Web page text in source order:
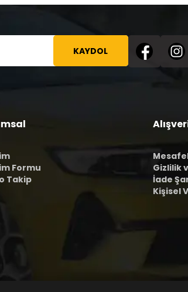
KAYDOL
Formu
Takip
Gizlilik
İade
Kişisel